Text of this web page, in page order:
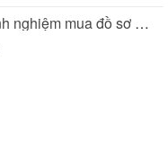
Chia sẻ kinh nghiệm mua đồ sơ sinh của...